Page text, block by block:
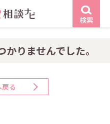
検索
りませんでした。
る